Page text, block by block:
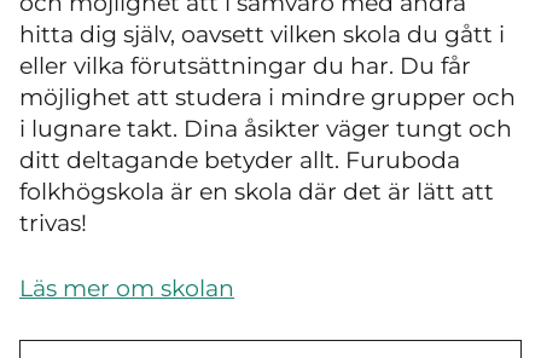
hitta dig själv, oavsett vilken skola du gått i
eller vilka förutsättningar du har. Du får
möjlighet att studera i mindre grupper och
i lugnare takt. Dina åsikter väger tungt och
ditt deltagande betyder allt. Furuboda
folkhögskola är en skola där det är lätt att
trivas!
Läs mer om skolan